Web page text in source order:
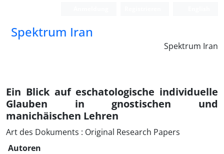
Spektrum Iran
Spektrum Iran
Ein Blick auf eschatologische individuelle
Glauben in gnostischen und
manichäischen Lehren
Art des Dokuments : Original Research Papers
Autoren